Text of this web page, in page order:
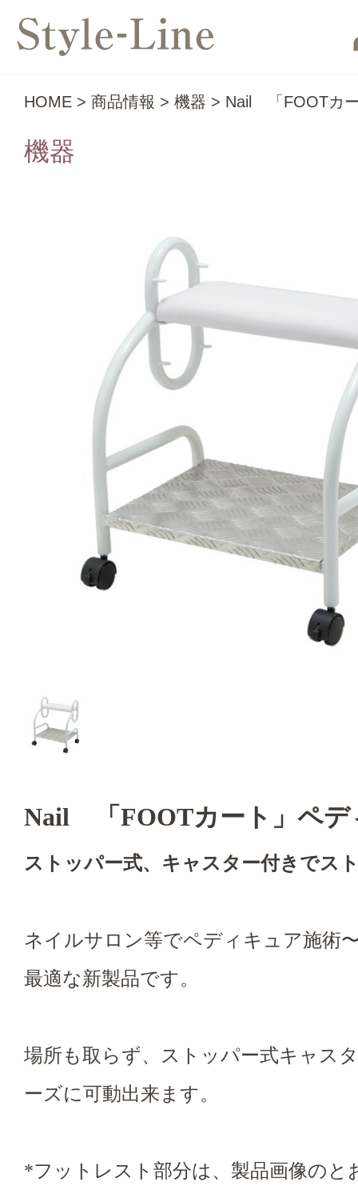
HOME > 商品情報 > 機器 > Nail 「FOOTカ
機器
Nail 「FOOTカート」ペデ
ストッパー式、キャスター付きでス
ネイルサロン等でペディキュア施術
最適な新製品です。
場所も取らず、ストッパー式キャス
ーズに可動出来ます。
*フットレスト部分は、製品画像のと